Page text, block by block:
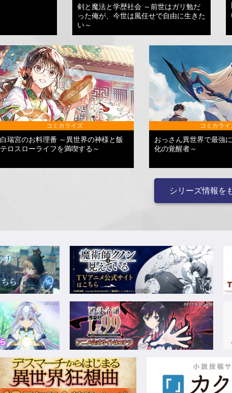
剣と魔法と学歴社会 ～前世はガリ勉だ
った俺が、今世は風任せで自由に生きた
い～
コミカライズ
白瑞宮のお料理番 ～異世界の神様と飯
テロスローライフを満喫する～
コミカライ
おっさん異世界で最強
化の覚醒者～
シリーズ情報を